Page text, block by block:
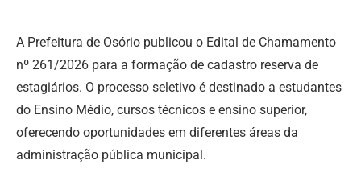
A Prefeitura de Osório publicou o Edital de Chamamento
nº 261/2026 para a formação de cadastro reserva de
estagiários. O processo seletivo é destinado a estudantes
do Ensino Médio, cursos técnicos e ensino superior,
oferecendo oportunidades em diferentes áreas da
administração pública municipal.